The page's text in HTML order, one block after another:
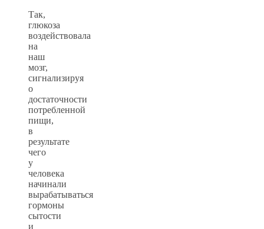
Так,
глюкоза
воздействовала
на
наш
мозг,
сигнализируя
о
достаточности
потребленной
пищи,
в
результате
чего
у
человека
начинали
вырабатываться
гормоны
сытости
и